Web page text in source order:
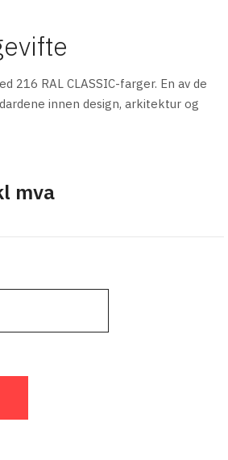
216 RAL CLASSIC-farger. En av de
innen design, arkitektur og
mva